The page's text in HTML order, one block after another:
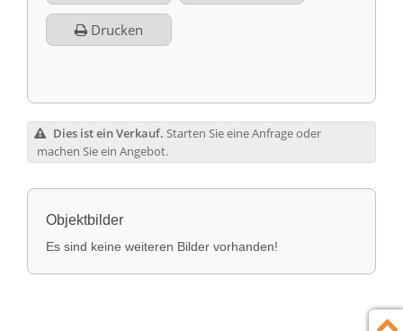
Impressum
Rechtliche Hinweise
AGB
TürkçeDrucken
Dies ist ein Verkauf. Starten Sie eine Anfrage oder
machen Sie ein Angebot.
Objektbilder
Es sind keine weiteren Bilder vorhanden!